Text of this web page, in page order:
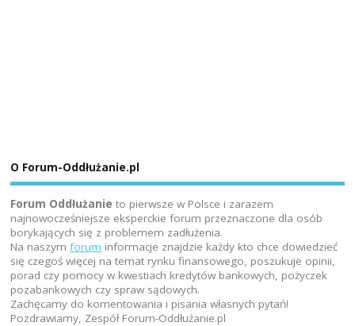
O Forum-Oddłużanie.pl
Forum Oddłużanie to pierwsze w Polsce i zarazem
najnowocześniejsze eksperckie forum przeznaczone dla osób
borykających się z problemem zadłużenia.
Na naszymforum informacje znajdzie każdy kto chce dowiedzieć
się czegoś więcej na temat rynku finansowego, poszukuje opinii,
porad czy pomocy w kwestiach kredytów bankowych, pożyczek
pozabankowych czy spraw sądowych.
Zachęcamy do komentowania i pisania własnych pytań!
Pozdrawiamy, Zespół Forum-Oddłużanie.pl